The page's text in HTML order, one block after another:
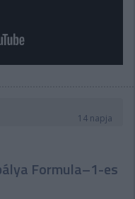
14 napja
Formula–1-es